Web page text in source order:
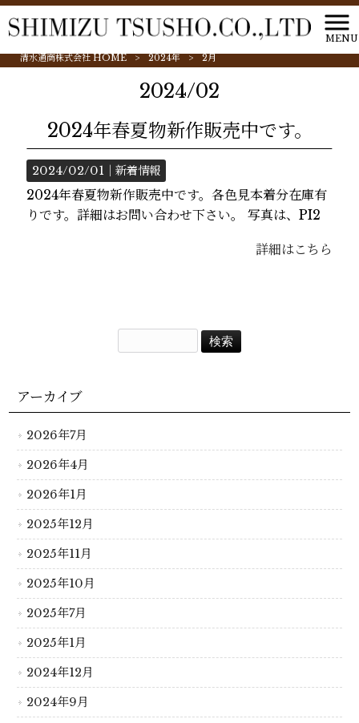
MENU
清水通商株式会社 HOME
> 2024年 > 2月
2024/02
2024年春夏物新作販売中です。
2024/02/01｜新着情報
2024年春夏物新作販売中です。各色見本着分在庫有
りです。詳細はお問い合わせ下さい。 写真は、PI2
詳細はこちら
アーカイブ
2026年7月
2026年4月
2026年1月
2025年12月
2025年11月
2025年10月
2025年7月
2025年1月
2024年12月
2024年9月